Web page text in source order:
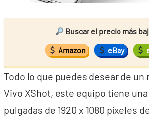
Buscar el precio más
Amazon eBay
Todo lo que puedes desear de un
Vivo XShot, este equipo tiene
pulgadas de 1920 x 1080 píxeles